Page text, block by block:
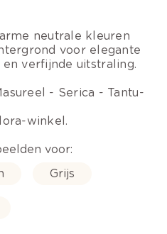
neutrale kleuren
voor elegante
verfijnde uitstraling.
- Serica - Tantu-
winkel.
voor:
Grijs